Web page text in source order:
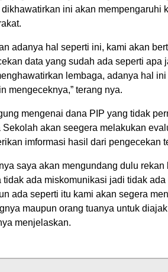
dikhawatirkan ini akan mempengaruhi
adanya hal seperti ini, kami akan
data yang sudah ada seperti apa
lembaga, adanya hal
mengeceknya,” terang nya.
mengenai dana PIP yang tidak
Sekolah akan seegera melakukan
imformasi hasil dari pengecekan
saya akan mengundang dulu
tidak ada miskomunikasi jadi tidak
ada seperti itu kami akan segera
maupun orang tuanya untuk
menjelaskan.